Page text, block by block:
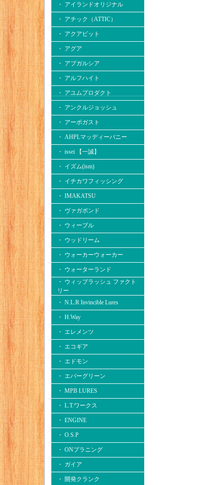
・ アイランドオリジナル
・ アチック（ATTIC）
・ アクアビット
・ アグア
・ アブガルシア
・ アルフハイト
・ アユムプロダクト
・ アンクルジョッシュ
・ アーボガスト
・ AHPLマッディーバニー
・ issei 【一誠】
・ イズム(ism)
・ イチカワフィッシング
・ IMAKATSU
・ ヴァガボンド
・ ウィーブル
・ ウッドリーム
・ ウォーカーウォーカー
・ ウォーターランド
・ ウィップラッシュ ファクト
リー
・ N.L.R Invincible Lures
・ H.Way
・ エレメンツ
・ エコギア
・ エドモン
・ エバーグリーン
・ MPB LURES
・ L.T.ワークス
・ ENGINE
・ O.S.P
・ ONプラニング
・ ガイア
・ 開発クランク